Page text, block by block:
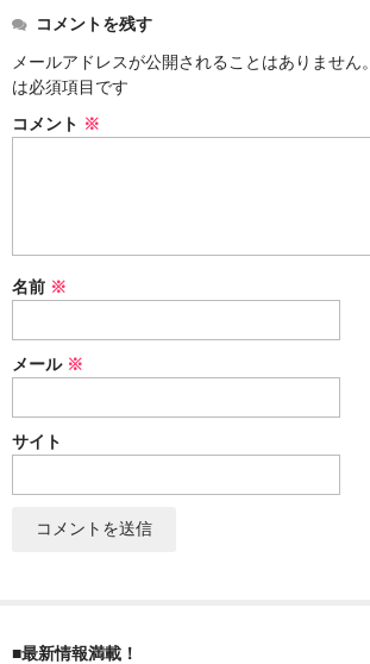
スイーツ
文具
雑貨
文具
クッキー
ケーキ
コメントを残す
メールアドレスが公開されることはありません。
は必須項目です
コメント ※
名前 ※
メール ※
サイト
■最新情報満載！